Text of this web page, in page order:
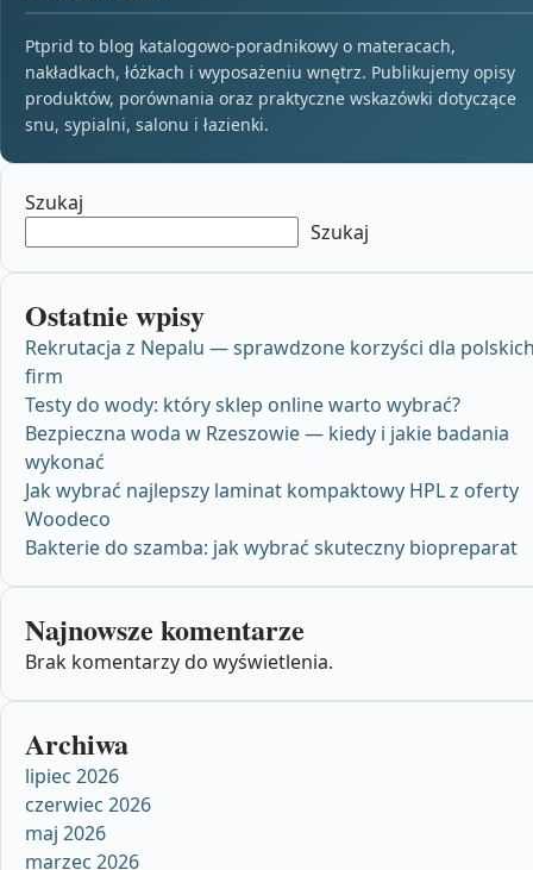
Ptprid to blog katalogowo-poradnikowy o materacach,
nakładkach, łóżkach i wyposażeniu wnętrz. Publikujemy opisy
produktów, porównania oraz praktyczne wskazówki dotyczące
snu, sypialni, salonu i łazienki.
Szukaj
Szukaj
Ostatnie wpisy
Rekrutacja z Nepalu — sprawdzone korzyści dla
firm
Testy do wody: który sklep online warto wybrać?
Bezpieczna woda w Rzeszowie — kiedy i jakie badania
wykonać
Jak wybrać najlepszy laminat kompaktowy HPL z oferty
Woodeco
Bakterie do szamba: jak wybrać skuteczny biopreparat
Najnowsze komentarze
Brak komentarzy do wyświetlenia.
Archiwa
lipiec 2026
czerwiec 2026
maj 2026
marzec 2026